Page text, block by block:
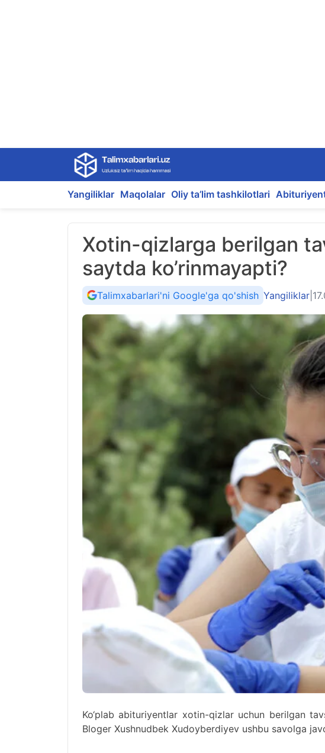
content
Yangiliklar Maqolalar Oliy ta’lim tashkilotlari
Xotin-qizlarga berilgan
saytda ko’rinmayapti?
Talimxabarlari'ni Google'ga qo'shish Yangiliklar
Ko‘plab abituriyentlar xotin-qizlar uchun berilgan
Bloger Xushnudbek Xudoyberdiyev ushbu savolga